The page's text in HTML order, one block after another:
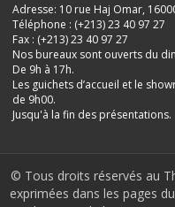
Adresse: 10 rue Haj Omar,
Téléphone : (+213) 23 40 97 27
Fax : (+213) 23 40 97 27
Nos bureaux sont ouverts du
De 9h à 17h.
Les guichets d’accueil et le
de 9h00.
Jusqu'à la fin des présentations.
© Tous droits réservés au
exprimées dans les pages